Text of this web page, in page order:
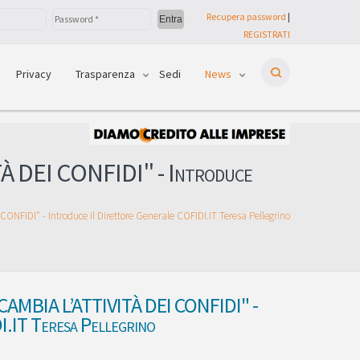
Recupera password |
REGISTRATI
Privacy Trasparenza Sedi News
DEI CONFIDI" - Introduce
CONFIDI" - Introduce il Direttore Generale COFIDI.IT Teresa Pellegrino
L’ATTIVITÀ DEI CONFIDI" -
Teresa Pellegrino